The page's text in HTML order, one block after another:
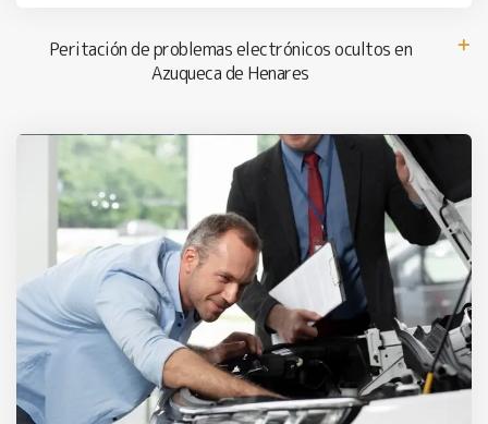
Peritación de problemas electrónicos ocultos en
Azuqueca de Henares